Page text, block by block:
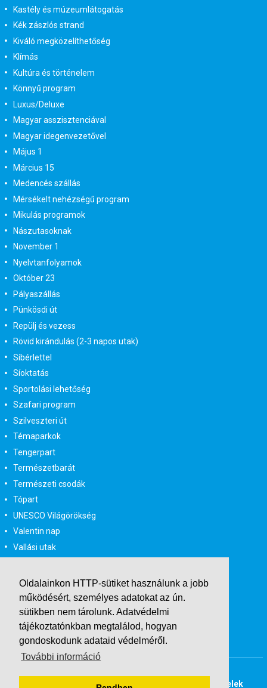
Oldalainkon HTTP-sütiket használunk a jobb
működésért, személyes adatokat az ún.
sütikben nem tárolunk. Adatvédelmi
tájékoztatónkban megtalálod, hogyan
gondoskodunk adataid védelméről.
További információ
Kastély és múzeumlátogatás
Kék zászlós strand
Kiváló megközelíthetőség
Klímás
Kultúra és történelem
Könnyű program
Luxus/Deluxe
Magyar asszisztenciával
Magyar idegenvezetővel
Május 1
Március 15
Medencés szállás
Mérsékelt nehézségű program
Mikulás programok
Nászutasoknak
November 1
Nyelvtanfolyamok
Október 23
Pályaszállás
Pünkösdi út
Repülj és vezess
Rövid kirándulás (2-3 napos utak)
Síbérlettel
Síoktatás
Sportolási lehetőség
Szafari program
Szilveszteri út
Témaparkok
Tengerpart
Természetbarát
Természeti csodák
Tópart
UNESCO Világörökség
Valentin nap
Vallási utak
Városlátogatás egyénileg
Velencei karnevál
Vidéki felszállással
Wellness
Zene tematika
Adatvédelmi tájékoztató
Általános Szerződési Feltételek